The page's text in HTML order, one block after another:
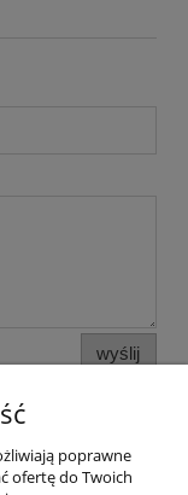
wyślij
poprawne
ofertę do Twoich